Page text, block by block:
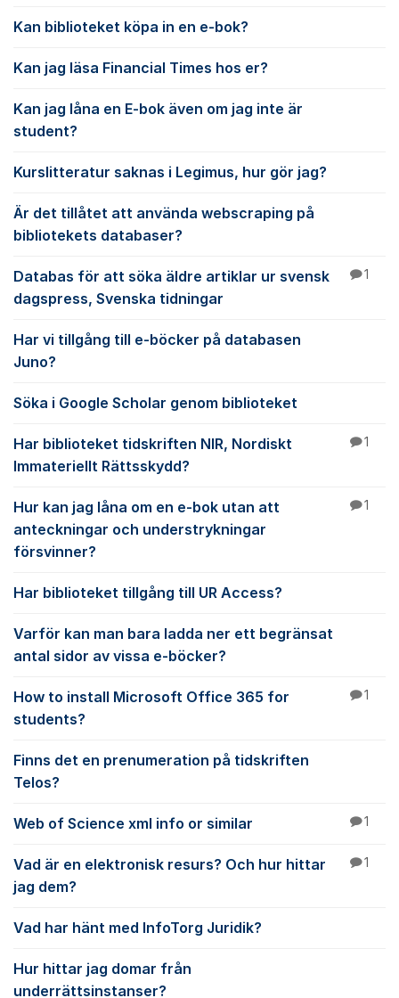
Kan biblioteket köpa in en e-bok?
Kan jag läsa Financial Times hos er?
Kan jag låna en E-bok även om jag inte är
student?
Kurslitteratur saknas i Legimus, hur gör jag?
Är det tillåtet att använda webscraping på
bibliotekets databaser?
Databas för att söka äldre artiklar ur svensk
dagspress, Svenska tidningar
1
Har vi tillgång till e-böcker på databasen
Juno?
Söka i Google Scholar genom biblioteket
Har biblioteket tidskriften NIR, Nordiskt
Immateriellt Rättsskydd?
1
Hur kan jag låna om en e-bok utan att
anteckningar och understrykningar
försvinner?
1
Har biblioteket tillgång till UR Access?
Varför kan man bara ladda ner ett begränsat
antal sidor av vissa e-böcker?
How to install Microsoft Office 365 for
students?
1
Finns det en prenumeration på tidskriften
Telos?
Web of Science xml info or similar 1
Vad är en elektronisk resurs? Och hur hittar
jag dem?
1
Vad har hänt med InfoTorg Juridik?
Hur hittar jag domar från
underrättsinstanser?